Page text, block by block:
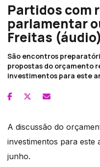
Partidos com
parlamentar
Freitas (áudio)
São encontros
propostas do orçamento
investimentos para este
A discussão do
investimentos para este
junho.